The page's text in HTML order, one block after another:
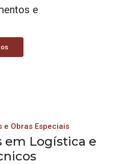
e
e Obras Especiais
em Logística e